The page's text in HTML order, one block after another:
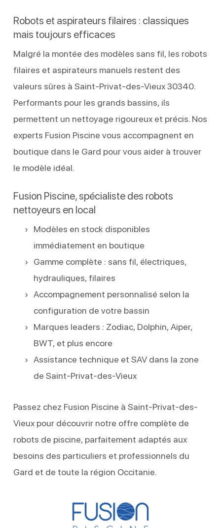
Robots et aspirateurs filaires : classiques
mais toujours efficaces
Malgré la montée des modèles sans fil, les robots
filaires et aspirateurs manuels restent des
valeurs sûres à Saint-Privat-des-Vieux 30340.
Performants pour les grands bassins, ils
permettent un nettoyage rigoureux et précis. Nos
experts Fusion Piscine vous accompagnent en
boutique dans le Gard pour vous aider à trouver
le modèle idéal.
Fusion Piscine, spécialiste des robots
nettoyeurs en local
Modèles en stock disponibles
immédiatement en boutique
Gamme complète : sans fil, électriques,
hydrauliques, filaires
Accompagnement personnalisé selon la
configuration de votre bassin
Marques leaders : Zodiac, Dolphin, Aiper,
BWT, et plus encore
Assistance technique et SAV dans la zone
de Saint-Privat-des-Vieux
Passez chez Fusion Piscine à Saint-Privat-des-
Vieux pour découvrir notre offre complète de
robots de piscine, parfaitement adaptés aux
besoins des particuliers et professionnels du
Gard et de toute la région Occitanie.